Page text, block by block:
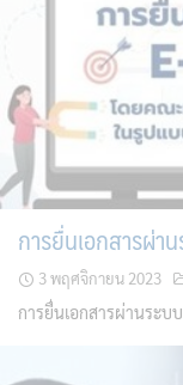
การยื่นเอกสารผ่า
3 พฤศจิกายน 2023
การยื่นเอกสารผ่านระบ